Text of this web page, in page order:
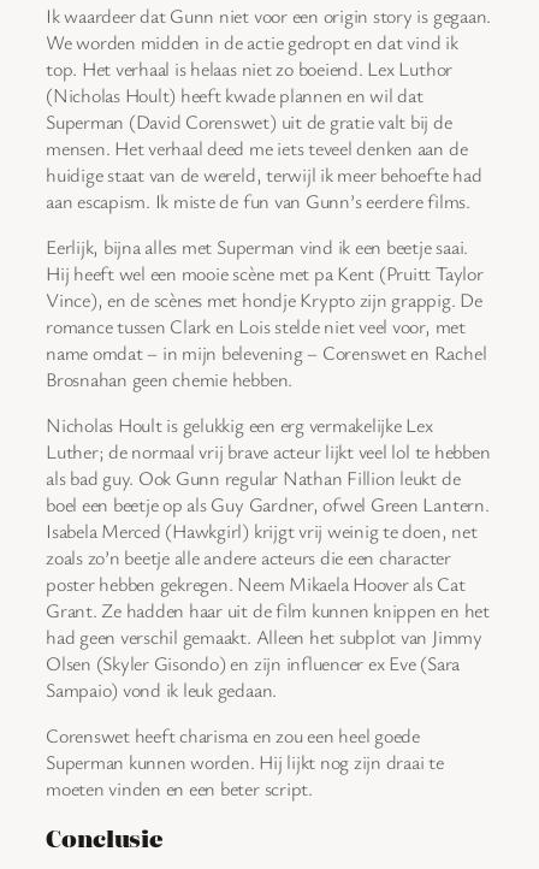
Ik waardeer dat Gunn niet voor een origin story is gegaan.
We worden midden in de actie gedropt en dat vind ik
top. Het verhaal is helaas niet zo boeiend. Lex Luthor
(Nicholas Hoult) heeft kwade plannen en wil dat
Superman (David Corenswet) uit de gratie valt bij de
mensen. Het verhaal deed me iets teveel denken aan de
huidige staat van de wereld, terwijl ik meer behoefte had
aan escapism. Ik miste de fun van Gunn’s eerdere films.
Eerlijk, bijna alles met Superman vind ik een beetje saai.
Hij heeft wel een mooie scène met pa Kent (Pruitt Taylor
Vince), en de scènes met hondje Krypto zijn grappig. De
romance tussen Clark en Lois stelde niet veel voor, met
name omdat – in mijn belevening – Corenswet en Rachel
Brosnahan geen chemie hebben.
Nicholas Hoult is gelukkig een erg vermakelijke Lex
Luther; de normaal vrij brave acteur lijkt veel lol te hebben
als bad guy. Ook Gunn regular Nathan Fillion leukt de
boel een beetje op als Guy Gardner, ofwel Green Lantern.
Isabela Merced (Hawkgirl) krijgt vrij weinig te doen, net
zoals zo’n beetje alle andere acteurs die een character
poster hebben gekregen. Neem Mikaela Hoover als Cat
Grant. Ze hadden haar uit de film kunnen knippen en het
had geen verschil gemaakt. Alleen het subplot van Jimmy
Olsen (Skyler Gisondo) en zijn influencer ex Eve (Sara
Sampaio) vond ik leuk gedaan.
Corenswet heeft charisma en zou een heel goede
Superman kunnen worden. Hij lijkt nog zijn draai te
moeten vinden en een beter script.
Conclusie